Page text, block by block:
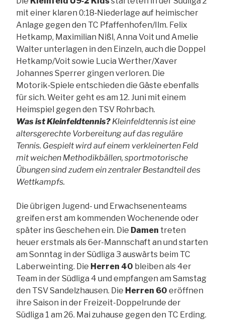
mit einer klaren 0:18‑Niederlage auf heimischer
Anlage gegen den TC Pfaffenhofen/Ilm. Felix
Hetkamp, Maximilian Nißl, Anna Voit und Amelie
Walter unterlagen in den Einzeln, auch die Doppel
Hetkamp/Voit sowie Lucia Werther/Xaver
Johannes Sperrer gingen verloren. Die
Motorik‑Spiele entschieden die Gäste ebenfalls
für sich. Weiter geht es am 12. Juni mit einem
Heimspiel gegen den TSV Rohrbach.
Was ist Kleinfeldtennis? Kleinfeldtennis ist eine
altersgerechte Vorbereitung auf das reguläre
Tennis. Gespielt wird auf einem verkleinerten Feld
mit weichen Methodikbällen, sportmotorische
Übungen sind zudem ein zentraler Bestandteil des
Wettkampfs.
Die übrigen Jugend- und Erwachsenenteams
greifen erst am kommenden Wochenende oder
später ins Geschehen ein. Die Damen treten
heuer erstmals als 6er-Mannschaft an und starten
am Sonntag in der Südliga 3 auswärts beim TC
Laberweinting. Die Herren 40 bleiben als 4er
Team in der Südliga 4 und empfangen am Samstag
den TSV Sandelzhausen. Die Herren 60 eröffnen
ihre Saison in der Freizeit-Doppelrunde der
Südliga 1 am 26. Mai zuhause gegen den TC Erding.